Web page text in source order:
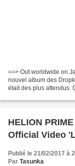
==> Out worldwide on
nouvel album des
était des plus attendus.
HELION
Official Video
Publié le 21/02/2017 à
Par Tasunka